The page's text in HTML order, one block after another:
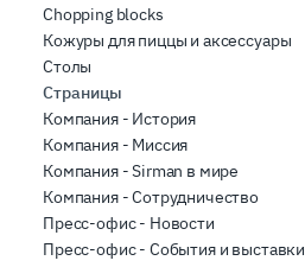
Chopping blocks
Кожуры для пиццы и аксессуары
Столы
Страницы
Компания - История
Компания - Миссия
Компания - Sirman в мире
Компания - Сотрудничество
Пресс-офис - Новости
Пресс-офис - События и выставки